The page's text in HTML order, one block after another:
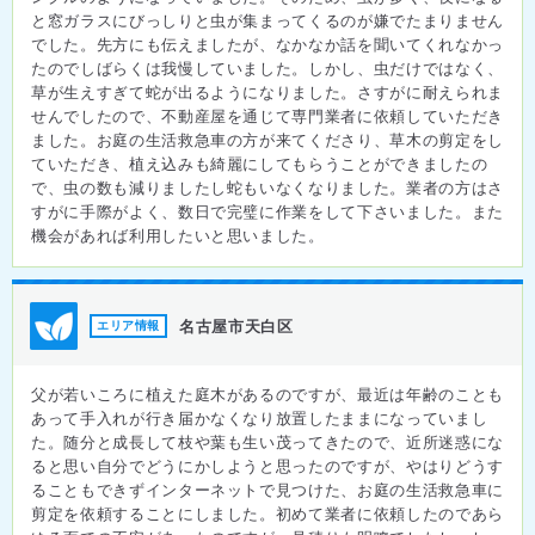
と窓ガラスにびっしりと虫が集まってくるのが嫌でたまりません
でした。先方にも伝えましたが、なかなか話を聞いてくれなかっ
たのでしばらくは我慢していました。しかし、虫だけではなく、
草が生えすぎて蛇が出るようになりました。さすがに耐えられま
せんでしたので、不動産屋を通じて専門業者に依頼していただき
ました。お庭の生活救急車の方が来てくださり、草木の剪定をし
ていただき、植え込みも綺麗にしてもらうことができましたの
で、虫の数も減りましたし蛇もいなくなりました。業者の方はさ
すがに手際がよく、数日で完璧に作業をして下さいました。また
機会があれば利用したいと思いました。
エリア情報 名古屋市天白区
父が若いころに植えた庭木があるのですが、最近は年齢のことも
あって手入れが行き届かなくなり放置したままになっていまし
た。随分と成長して枝や葉も生い茂ってきたので、近所迷惑にな
ると思い自分でどうにかしようと思ったのですが、やはりどうす
ることもできずインターネットで見つけた、お庭の生活救急車に
剪定を依頼することにしました。初めて業者に依頼したのであら